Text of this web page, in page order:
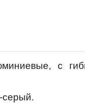
с
серый.